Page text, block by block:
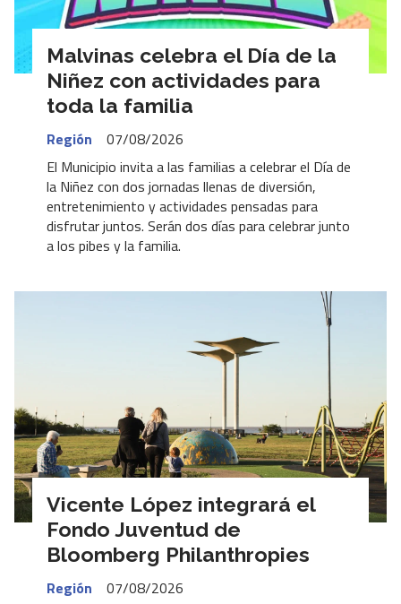
Malvinas celebra el Día de la
Niñez con actividades para
toda la familia
Región
07/08/2026
El Municipio invita a las familias a celebrar el Día de
la Niñez con dos jornadas llenas de diversión,
entretenimiento y actividades pensadas para
disfrutar juntos. Serán dos días para celebrar junto
a los pibes y la familia.
Vicente López integrará el
Fondo Juventud de
Bloomberg Philanthropies
Región
07/08/2026